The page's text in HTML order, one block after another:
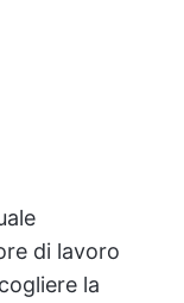
di lavoro
la